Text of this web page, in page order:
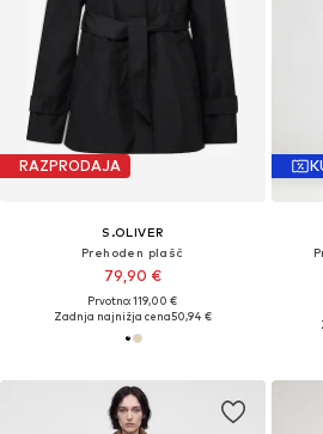
RAZPRODAJA
S.OLIVER
Prehoden plašč
79,90 €
Prvotno: 119,00 €
Zadnja najnižja cena50,94 €